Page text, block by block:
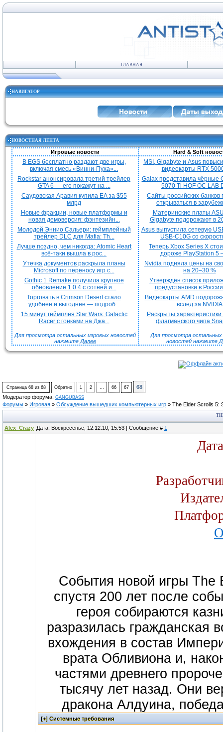
ГЛАВНАЯ
НАВИГАТОР
НОВОСТНАЯ ЛЕНТА
Игровые новости Hard & Soft
В EGS бесплатно раздают две игры,
включая смесь «Винни-Пуха»...
Rockstar анонсировала третий трейлер
GTA 6 — его покажут на ...
Саудовская Аравия купила EA за $55
млрд
Новые фракции, новые платформы и
новая демоверсия: фэнтезийн...
Молодой Эннио Сальери: геймплейный
трейлер DLC для Mafia: Th...
Лучше поздно, чем никогда: Atomic Heart
всё-таки вышла в рос...
Утечка документов раскрыла планы
Microsoft по переносу игр с...
Gothic 1 Remake получила крупное
обновление 1.0.4 с сотней и...
Торговать в Crimson Desert стало
удобнее и выгоднее — подроб...
15 минут геймплея Star Wars: Galactic
Racer с гонками на Джа...
Для просмотра остальных игровых новостей
нажмите Далее
MSI, Gigabyte и Asus
видеокарты RTX
Galax представила чёрные
5070 Ti HOF OC LAB
Сайты российских банков
открываться в
Материнские платы
Gigabyte подорожают в
Asus выпустила сетевую
USB-C10G со
Теперь Xbox Series X
дороже PlayStation 5
Nvidia подняла цены на
на 20–30 %
Утверждён список
предустановки в
Видеокарты AMD
вслед за NVIDIA
Раскрыты характеристики
флагманского чипа
Для просмотра остальных
новостей нажмите
Страница 68 из 68 Обратно 1 2 … 66 67
68
Модератор форума: GANGUBASS
Форумы » Игровая » Обсуждение вышедших компьютерных игр » The Elder Scrolls 5:
Alex_Crazy Дата: Воскресенье, 12.12.10, 15:53 | Сообщение # 1
События новой игры The
спустя 200 лет после
героя собираются
разразилась гражданская
вхождения в состав
врата Обливиона и,
частями древнего
тысячу лет назад. Они
дракона Алдуина,